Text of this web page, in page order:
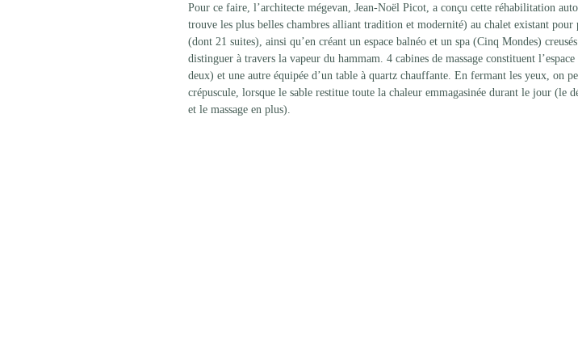
Pour ce faire, l’architecte mégevan, Jean-Noël Picot, a conçu cette réhabilitation
trouve les plus belles chambres alliant tradition et modernité) au chalet existant pour
(dont 21 suites), ainsi qu’en créant un espace balnéo et un spa (Cinq Mondes)
distinguer à travers la vapeur du hammam. 4 cabines de massage constituent
deux) et une autre équipée d’un table à quartz chauffante. En fermant les yeux, on
crépuscule, lorsque le sable restitue toute la chaleur emmagasinée durant le jour (le
et le massage en plus).